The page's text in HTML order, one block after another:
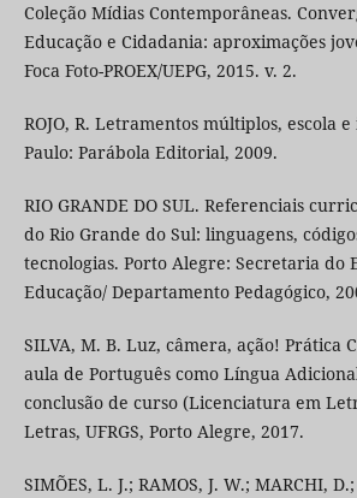
Coleção Mídias Contemporâneas.
Educação e Cidadania: aproximações
Foca Foto-PROEX/UEPG, 2015. v. 2.
ROJO, R. Letramentos múltiplos, escola
Paulo: Parábola Editorial, 2009.
RIO GRANDE DO SUL. Referenciais
do Rio Grande do Sul: linguagens,
tecnologias. Porto Alegre: Secretaria do
Educação/ Departamento Pedagógico,
SILVA, M. B. Luz, câmera, ação! Prática
aula de Português como Língua
conclusão de curso (Licenciatura em
Letras, UFRGS, Porto Alegre, 2017.
SIMÕES, L. J.; RAMOS, J. W.; MARCHI,